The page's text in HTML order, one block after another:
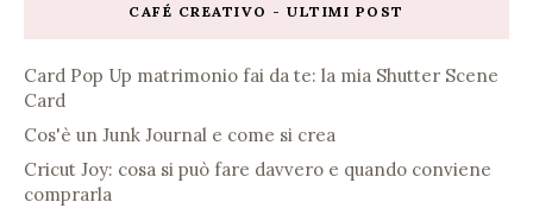
CAFÉ CREATIVO - ULTIMI POST
Card Pop Up matrimonio fai da te: la mia Shutter Scene
Card
Cos'è un Junk Journal e come si crea
Cricut Joy: cosa si può fare davvero e quando conviene
comprarla